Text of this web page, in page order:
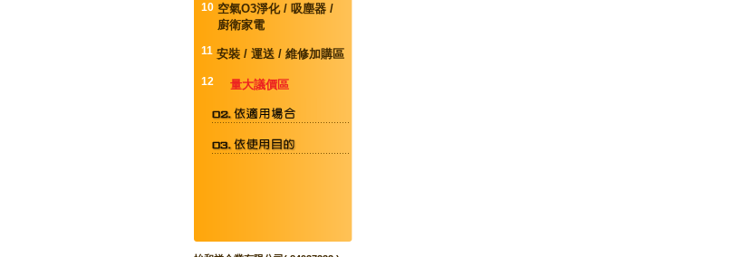
10 空氣O3淨化 / 吸塵器 /
廚衛家電
11 安裝 / 運送 / 維修加購區
12 量大議價區